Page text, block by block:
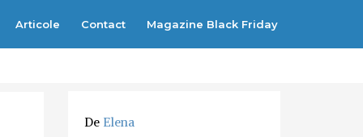
Articole Contact Magazine Black Friday
De Elena